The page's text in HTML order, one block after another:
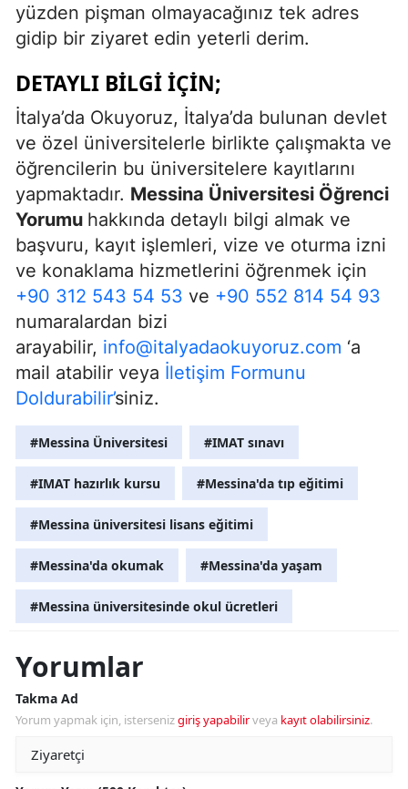
yüzden pişman olmayacağınız tek adres
gidip bir ziyaret edin yeterli derim.
DETAYLI BILGI İÇIN;
İtalya’da Okuyoruz, İtalya’da bulunan devlet
ve özel üniversitelerle birlikte çalışmakta ve
öğrencilerin bu üniversitelere kayıtlarını
yapmaktadır. Messina Üniversitesi Öğrenci
Yorumu hakkında detaylı bilgi almak ve
başvuru, kayıt işlemleri, vize ve oturma izni
ve konaklama hizmetlerini öğrenmek için
+90 312 543 54 53 ve +90 552 814 54 93
numaralardan bizi
arayabilir, info@italyadaokuyoruz.com ‘a
mail atabilir veya İletişim Formunu
Doldurabilir’siniz.
#Messina Üniversitesi #IMAT sınavı
#IMAT hazırlık kursu #Messina'da tıp eğitimi
#Messina üniversitesi lisans eğitimi
#Messina'da okumak #Messina'da yaşam
#Messina üniversitesinde okul ücretleri
Yorumlar
Takma Ad
Yorum yapmak için, istersenizgiriş yapabilirveya kayıt olabilirsiniz.